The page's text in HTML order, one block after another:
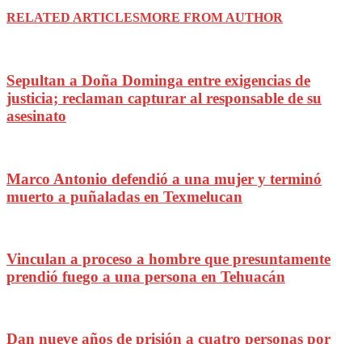
RELATED ARTICLESMORE FROM AUTHOR
Sepultan a Doña Dominga entre exigencias de
justicia; reclaman capturar al responsable de su
asesinato
Marco Antonio defendió a una mujer y terminó
muerto a puñaladas en Texmelucan
Vinculan a proceso a hombre que presuntamente
prendió fuego a una persona en Tehuacán
Dan nueve años de prisión a cuatro personas por